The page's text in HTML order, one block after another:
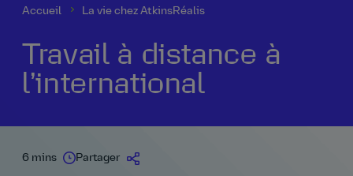
Accueil La vie chez AtkinsRéalis
Travail à distance à
l’international
6 mins Partager